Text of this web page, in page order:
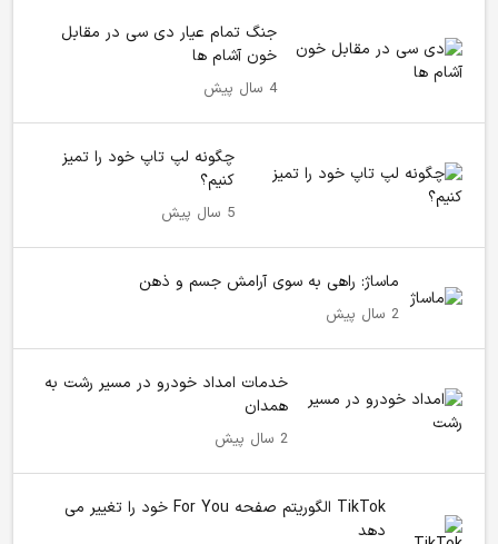
جنگ تمام عیار دی سی در مقابل
خون آشام ها
4 سال پیش
چگونه لپ تاپ خود را تمیز
کنیم؟
5 سال پیش
ماساژ: راهی به سوی آرامش جسم و ذهن
2 سال پیش
خدمات امداد خودرو در مسیر رشت به
همدان
2 سال پیش
TikTok الگوریتم صفحه For You خود را تغییر می
دهد